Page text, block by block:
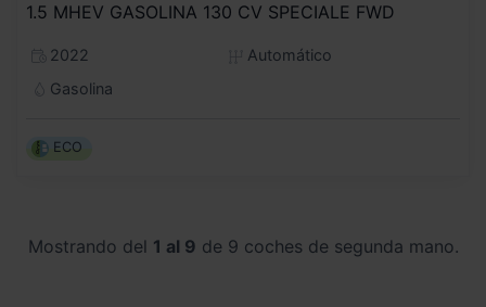
1.5 MHEV GASOLINA 130 CV SPECIALE FWD
2022
Automático
Gasolina
ECO
Mostrando del 1 al 9 de 9 coches de segunda mano.